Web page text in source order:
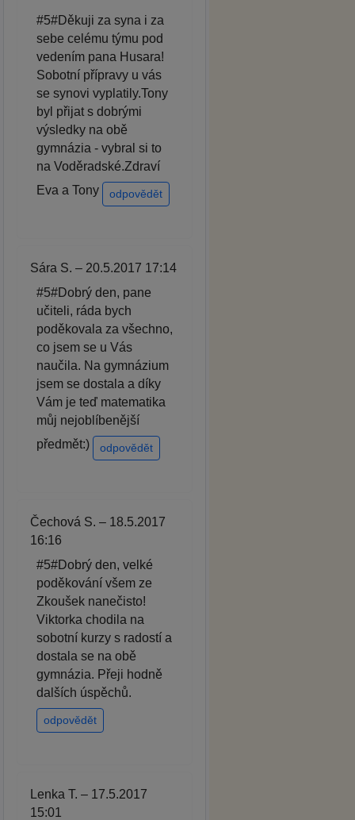
#5#Děkuji za syna i za
sebe celému týmu pod
vedením pana Husara!
Sobotní přípravy u vás
se synovi vyplatily.Tony
byl přijat s dobrými
výsledky na obě
gymnázia - vybral si to
na Voděradské.Zdraví
Eva a Tony
odpovědět
Sára S. – 20.5.2017 17:14
#5#Dobrý den, pane
učiteli, ráda bych
poděkovala za všechno,
co jsem se u Vás
naučila. Na gymnázium
jsem se dostala a díky
Vám je teď matematika
můj nejoblíbenější
předmět:)
odpovědět
Čechová S. – 18.5.2017
16:16
#5#Dobrý den, velké
poděkování všem ze
Zkoušek nanečisto!
Viktorka chodila na
sobotní kurzy s radostí a
dostala se na obě
gymnázia. Přeji hodně
dalších úspěchů.
odpovědět
Lenka T. – 17.5.2017
15:01